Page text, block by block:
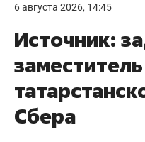
6 августа 2026, 14:45
Источник:
Сбера